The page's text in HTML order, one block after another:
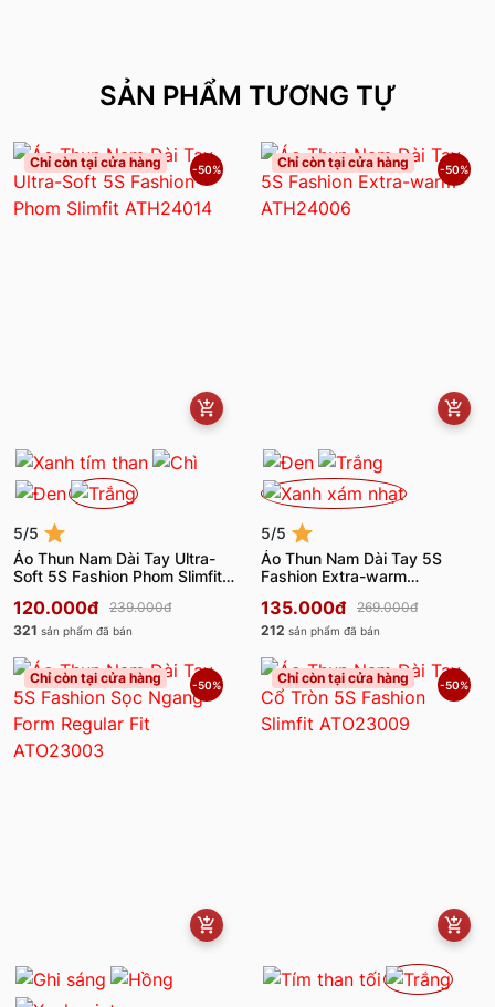
SẢN PHẨM TƯƠNG TỰ
Chỉ còn tại cửa hàng -50%
5/5
Áo Thun Nam Dài Tay Ultra-
Soft 5S Fashion Phom Slimfit
120.000đ
239.000đ
321 sản phẩm đã bán
Chỉ còn tại cửa hàng -50%
5/5
Áo Thun Nam Dài Tay 5S
Fashion Extra-warm
135.000đ
269.000đ
212 sản phẩm đã bán
Chỉ còn tại cửa hàng -50% Chỉ còn tại cửa hàng -50%